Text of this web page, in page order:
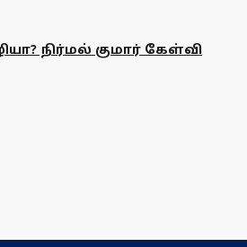
நிர்மல் குமார் கேள்வி